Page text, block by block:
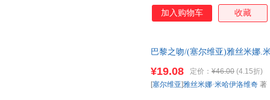
琴作品。每一分括由浅入深循
奏提示，是一套兼具实用和收
加入购物车 收藏
巴黎之吻/(塞尔维亚)雅丝米娜.
¥19.08 定价： ¥46.00 (4.15折)
[塞尔维亚]雅丝米娜·米哈伊洛维奇 著